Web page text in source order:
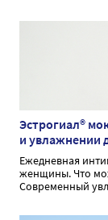
Эстрогиал®
и увлажнении
Ежедневная
женщины. Что
Современный
интимной